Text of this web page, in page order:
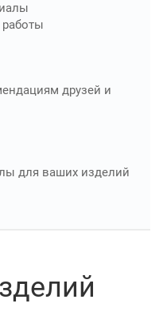
работы
друзей и
для ваших изделий